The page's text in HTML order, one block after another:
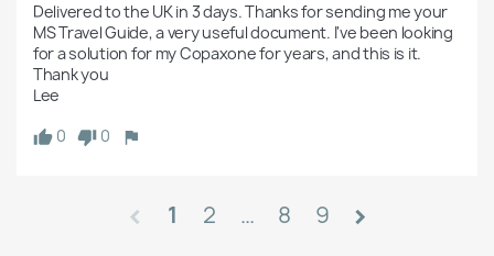
Delivered to the UK in 3 days. Thanks for sending me your
MS Travel Guide, a very useful document. I've been looking
for a solution for my Copaxone for years, and this is it.
Thank you
Lee
0
0
chevron_left 1 2 … 8 9 chevron_right